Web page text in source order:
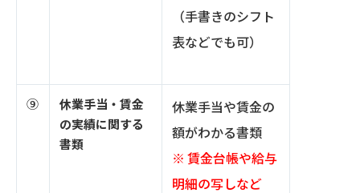
（手書きのシフト
表などでも可）
⑨
休業手当・賃金
の実績に関する
書類
休業手当や賃金の
額がわかる書類
※ 賃金台帳や給与
明細の写しなど